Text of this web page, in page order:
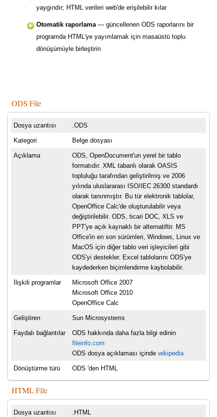
yaygındır; HTML verileri web'de erişilebilir kılar
Otomatik raporlama— güncellenen ODS raporlarını bir
programda HTML'ye yayımlamak için masaüstü toplu
dönüşümüyle birleştirin
ODS File
Dosya uzantısı .ODS
Kategori Belge dosyası
Açıklama
ODS, OpenDocument'un yerel bir tablo
formatıdır. XML tabanlı olarak OASIS
topluluğu tarafından geliştirilmiş ve 2006
yılında uluslararası ISO/IEC 26300 standardı
olarak tanınmıştır. Bu tür elektronik tablolar,
OpenOffice Calc'de oluşturulabilir veya
değiştirilebilir. ODS, ticari DOC, XLS ve
PPT'ye açık kaynaklı bir alternatiftir. MS
Office'in en son sürümleri, Windows, Linux ve
MacOS için diğer tablo veri işleyicileri gibi
ODS'yi destekler. Excel tablolarını ODS'ye
kaydederken biçimlendirme kaybolabilir.
İlişkili programlar
Microsoft Office 2007
Microsoft Office 2010
OpenOffice Calc
Geliştiren Sun Microsystems
Faydalı bağlantılar
ODS hakkında daha fazla bilgi edinin
fileinfo.com
ODS dosya açıklaması içinde wikipedia
Dönüştürme türü ODS 'den HTML
HTML File
Dosya uzantısı .HTML